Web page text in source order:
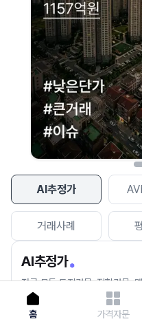
AI추정가
거래사례
AI추정가
전국 모든 토지건물, 집합건물,
세요.
현재 네이버 지도 연결이 원
이용에 불
홈 가격자문